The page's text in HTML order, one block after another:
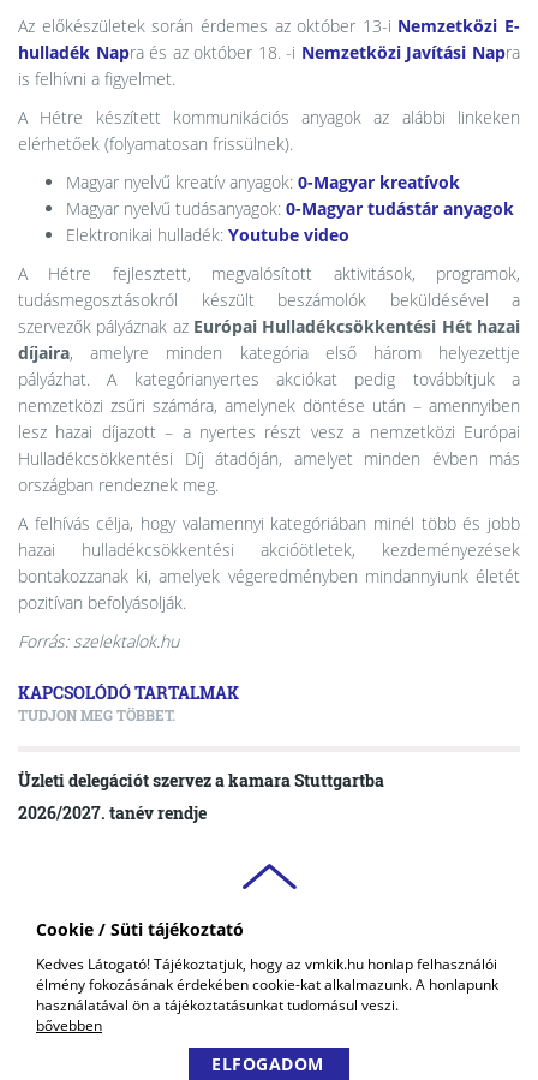
Cookie / Süti tájékoztató
Kedves Látogató! Tájékoztatjuk, hogy az vmkik.hu honlap felhasználói
élmény fokozásának érdekében cookie-kat alkalmazunk. A honlapunk
használatával ön a tájékoztatásunkat tudomásul veszi.
bővebben
ELFOGADOM
Az előkészületek során érdemes az október 13-i Nemzetközi E-
hulladék Napra és az október 18. -i Nemzetközi Javítási Napra
is felhívni a figyelmet.
A Hétre készített kommunikációs anyagok az alábbi linkeken
elérhetőek (folyamatosan frissülnek).
Magyar nyelvű kreatív anyagok: 0-Magyar kreatívok
Magyar nyelvű tudásanyagok: 0-Magyar tudástár anyagok
Elektronikai hulladék: Youtube video
A Hétre fejlesztett, megvalósított aktivitások, programok,
tudásmegosztásokról készült beszámolók beküldésével a
szervezők pályáznak az Európai Hulladékcsökkentési Hét hazai
díjaira, amelyre minden kategória első három helyezettje
pályázhat. A kategórianyertes akciókat pedig továbbítjuk a
nemzetközi zsűri számára, amelynek döntése után – amennyiben
lesz hazai díjazott – a nyertes részt vesz a nemzetközi Európai
Hulladékcsökkentési Díj átadóján, amelyet minden évben más
országban rendeznek meg.
A felhívás célja, hogy valamennyi kategóriában minél több és jobb
hazai hulladékcsökkentési akcióötletek, kezdeményezések
bontakozzanak ki, amelyek végeredményben mindannyiunk életét
pozitívan befolyásolják.
Forrás: szelektalok.hu
KAPCSOLÓDÓ TARTALMAK
TUDJON MEG TÖBBET.
Üzleti delegációt szervez a kamara Stuttgartba
2026/2027. tanév rendje
VAS VÁRMEGYEI
KERESKEDELMI ÉS IPARKAMARA
COPYRIGHT © 2018 - 2026 VMKIK. |
ALL RIGHTS RESERVED! DESIGNED &
POWERED BY
POSITIVE ADAMSKY